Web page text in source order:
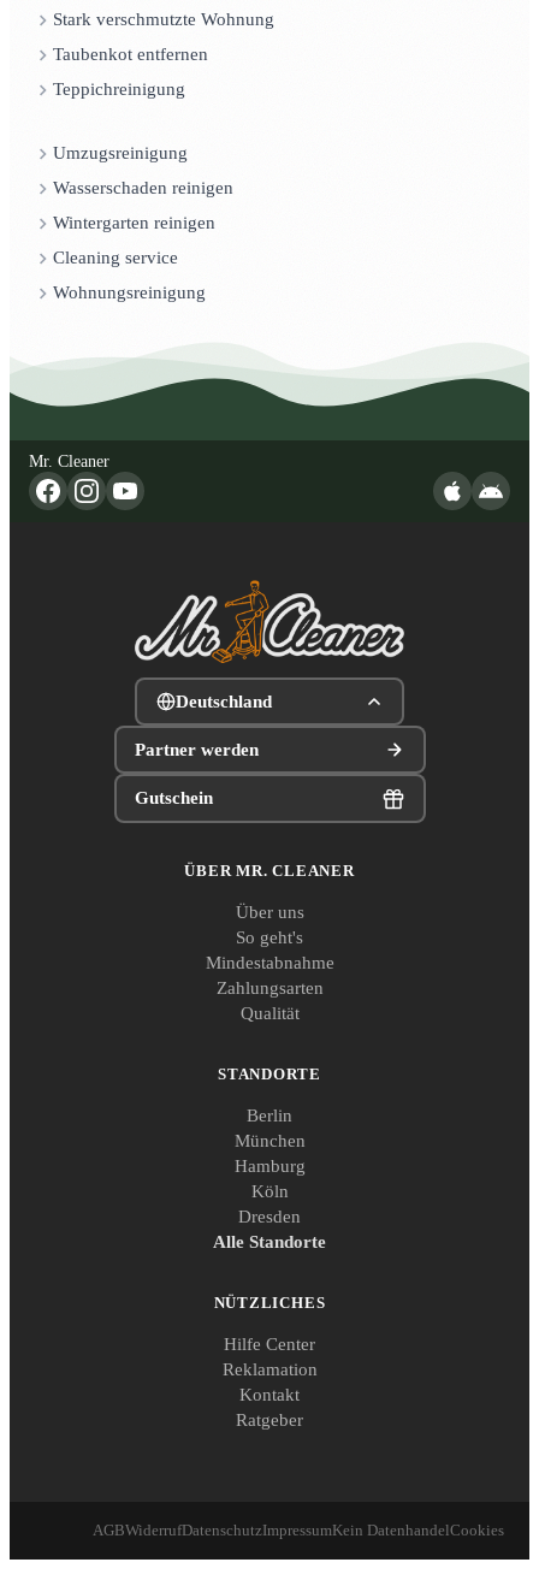
Stark verschmutzte Wohnung
Taubenkot entfernen
Teppichreinigung
Umzugsreinigung
Wasserschaden reinigen
Wintergarten reinigen
Cleaning service
Wohnungsreinigung
Mr. Cleaner
Deutschland
Partner werden
Gutschein
ÜBER MR. CLEANER
Über uns
So geht's
Mindestabnahme
Zahlungsarten
Qualität
STANDORTE
Berlin
München
Hamburg
Köln
Dresden
Alle Standorte
NÜTZLICHES
Hilfe Center
Reklamation
Kontakt
Ratgeber
AGBWiderrufDatenschutzImpressumKein DatenhandelCookies